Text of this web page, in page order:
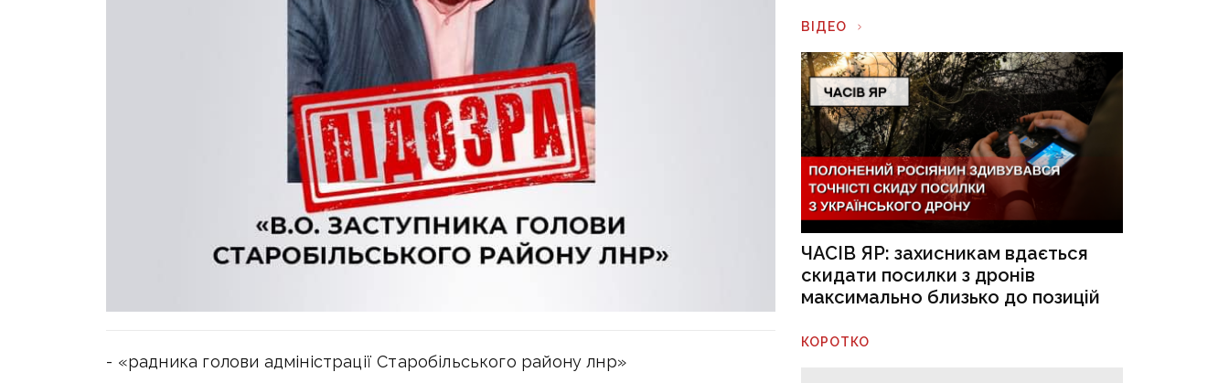
- «радника голови адміністрації Старобільського району лнр»
ВІДЕО
ЧАСІВ ЯР: захисникам вдається
скидати посилки з дронів
максимально близько до позицій
КОРОТКО